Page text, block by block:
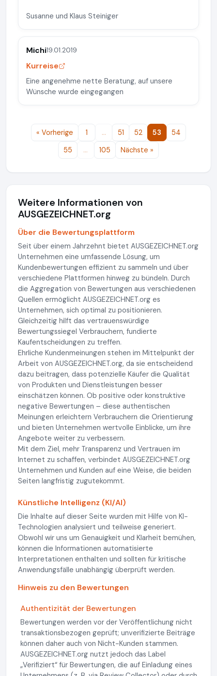
Susanne und Klaus Steiniger
Michi19.01.2019
Kurreise
Eine angenehme nette Beratung, auf unsere
Wünsche wurde eingegangen
« Vorherige 1 … 51 52 53
54
55
… 105 Nächste »
Weitere Informationen von
AUSGEZEICHNET.org
Über die Bewertungsplattform
Seit über einem Jahrzehnt bietet AUSGEZEICHNET.org
Unternehmen eine umfassende Lösung, um
Kundenbewertungen effizient zu sammeln und über
verschiedene Plattformen hinweg zu bündeln. Durch
die Aggregation von Bewertungen aus verschiedenen
Quellen ermöglicht AUSGEZEICHNET.org es
Unternehmen, sich optimal zu positionieren.
Gleichzeitig hilft das vertrauenswürdige
Bewertungssiegel Verbrauchern, fundierte
Kaufentscheidungen zu treffen.
Ehrliche Kundenmeinungen stehen im Mittelpunkt der
Arbeit von AUSGEZEICHNET.org, da sie entscheidend
dazu beitragen, dass potenzielle Käufer die Qualität
von Produkten und Dienstleistungen besser
einschätzen können. Ob positive oder konstruktive
negative Bewertungen – diese authentischen
Meinungen erleichtern Verbrauchern die Orientierung
und bieten Unternehmen wertvolle Einblicke, um ihre
Angebote weiter zu verbessern.
Mit dem Ziel, mehr Transparenz und Vertrauen im
Internet zu schaffen, verbindet AUSGEZEICHNET.org
Unternehmen und Kunden auf eine Weise, die beiden
Seiten langfristig zugutekommt.
Künstliche Intelligenz (KI/AI)
Die Inhalte auf dieser Seite wurden mit Hilfe von KI-
Technologien analysiert und teilweise generiert.
Obwohl wir uns um Genauigkeit und Klarheit bemühen,
können die Informationen automatisierte
Interpretationen enthalten und sollten für kritische
Anwendungsfälle unabhängig überprüft werden.
Hinweis zu den Bewertungen
Authentizität der Bewertungen
Bewertungen werden vor der Veröffentlichung nicht
transaktionsbezogen geprüft; unverifizierte Beiträge
können daher auch von Nicht-Kunden stammen.
AUSGEZEICHNET.org nutzt jedoch das Label
„Verifiziert“ für Bewertungen, die auf Einladung eines